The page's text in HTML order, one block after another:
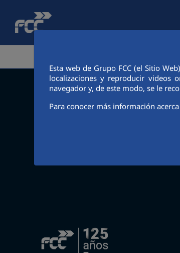
Saltar al contenido principal
Esta web de Grupo FCC (el Sitio
localizaciones y reproducir videos
navegador y, de este modo, se le
Para conocer más información